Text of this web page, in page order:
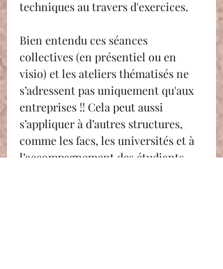
techniques au travers d'exercices.
Bien entendu ces séances
collectives (en présentiel ou en
visio) et les ateliers thématisés ne
s’adressent pas uniquement qu'aux
entreprises !! Cela peut aussi
s’appliquer à d’autres structures,
comme les facs, les universités et à
l’accompagnement des étudiants